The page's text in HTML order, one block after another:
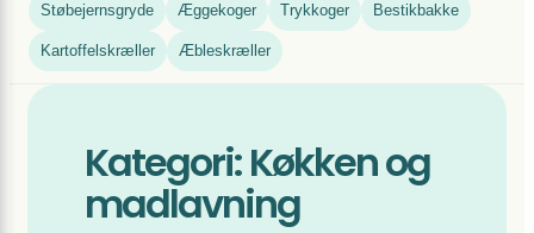
Støbejernsgryde Æggekoger Trykkoger Bestikbakke
Kartoffelskræller Æbleskræller
Kategori:Køkken og
madlavning